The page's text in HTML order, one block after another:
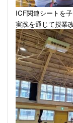
ICF関連シートを
実践を通じて授業